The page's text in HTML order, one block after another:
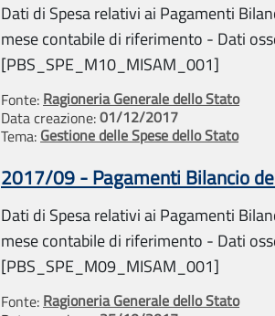
Dati di Spesa relativi ai Pagamenti
mese contabile di riferimento - Dati
[PBS_SPE_M10_MISAM_001]
Fonte: Ragioneria Generale dello Stato
Data creazione:01/12/2017
Tema: Gestione delle Spese dello Stato
2017/09 - Pagamenti Bilancio
Dati di Spesa relativi ai Pagamenti
mese contabile di riferimento - Dati
[PBS_SPE_M09_MISAM_001]
Fonte: Ragioneria Generale dello Stato